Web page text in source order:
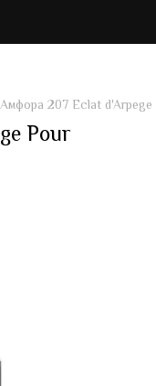
Амфора 207 Eclat
Pour